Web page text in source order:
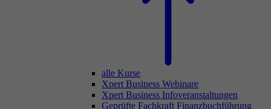
alle Kurse
Xpert Business Webinare
Xpert Business Infoveranstaltungen
Geprüfte Fachkraft Finanzbuchführung